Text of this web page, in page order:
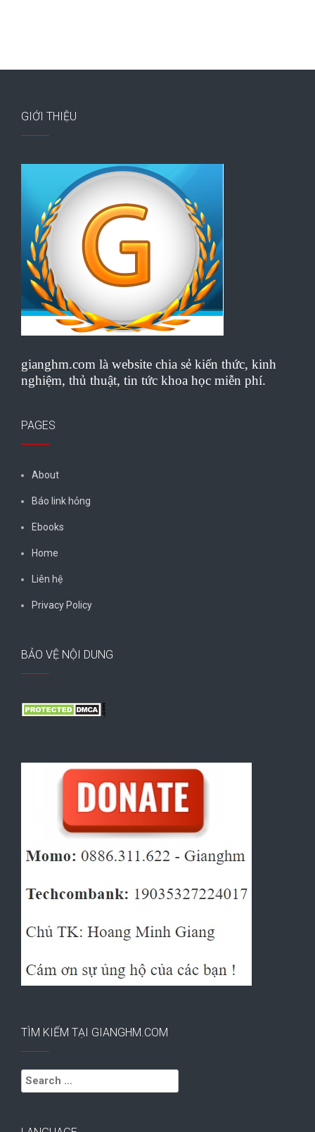
GIỚI THIỆU
gianghm.com là website chia sẻ kiến thức, kinh
nghiệm, thủ thuật, tin tức khoa học miễn phí.
PAGES
About
Báo link hỏng
Ebooks
Home
Liên hệ
Privacy Policy
BẢO VỆ NỘI DUNG
TÌM KIẾM TẠI GIANGHM.COM
Search
for: